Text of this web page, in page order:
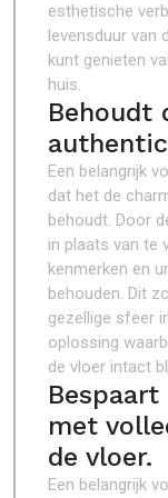
esthetische
levensduur van
kunt genieten
huis.
Behoudt
Een belangrijk
dat het de
behoudt. Door
in plaats van te
kenmerken en
behouden. Dit
gezellige sfeer
oplossing
de vloer intact
met
de vloer.
Een belangrijk